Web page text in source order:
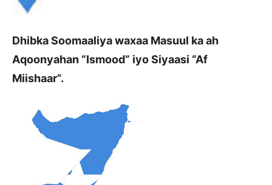
Dhibka Soomaaliya waxaa Masuul ka ah
Aqoonyahan “Ismood” iyo Siyaasi “Af
Miishaar”.